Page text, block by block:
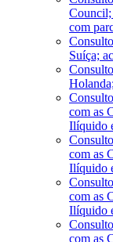
Council;
com
Suíça;
com as
Ilíquido
com as
Ilíquido
com as
Ilíquido
com as